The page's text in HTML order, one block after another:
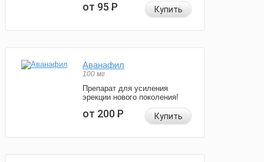
от 95Р Купить
Аванафил
100 мг
Препарат для усиления
эрекции нового поколения!
от 200Р Купить